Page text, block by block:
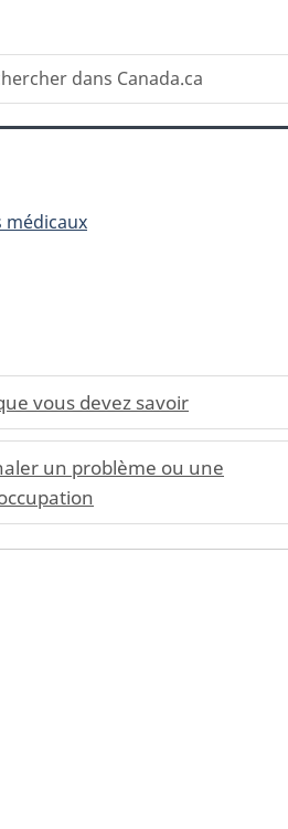
vous devez savoir
un problème ou une